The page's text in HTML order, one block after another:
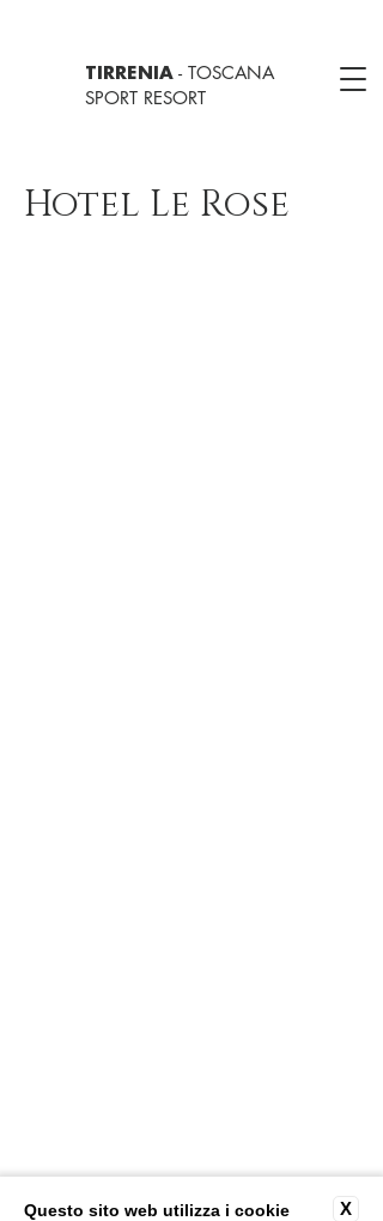
TIRRENIA - TOSCANA
SPORT RESORT
Hotel Le Rose
X
Questo sito web utilizza i cookie